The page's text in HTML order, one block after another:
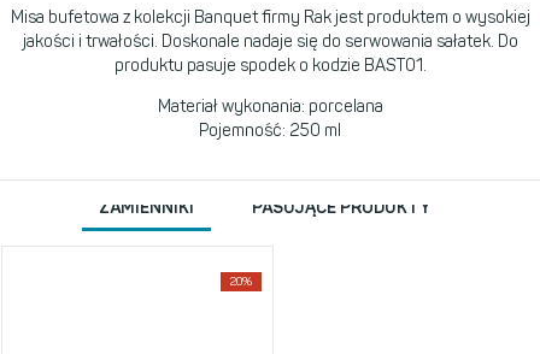
Misa bufetowa z kolekcji Banquet firmy Rak jest produktem o wysokiej
jakości i trwałości. Doskonale nadaje się do serwowania sałatek. Do
produktu pasuje spodek o kodzie BAST01.
Materiał wykonania: porcelana
Pojemność: 250 ml
ZAMIENNIKI PASUJĄCE PRODUKTY
20%